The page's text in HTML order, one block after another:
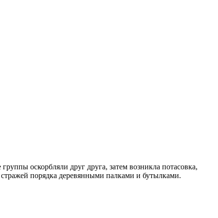
оскорбляли друг друга, затем возникла потасовка,
порядка деревянными палками и бутылками.